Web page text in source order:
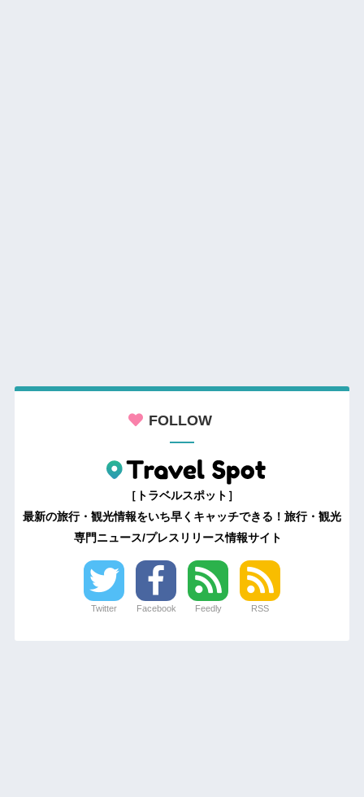
FOLLOW
［トラベルスポット］
最新の旅行・観光情報をいち早くキャッチできる！旅行・観光
専門ニュース/プレスリリース情報サイト
Twitter Facebook Feedly RSS